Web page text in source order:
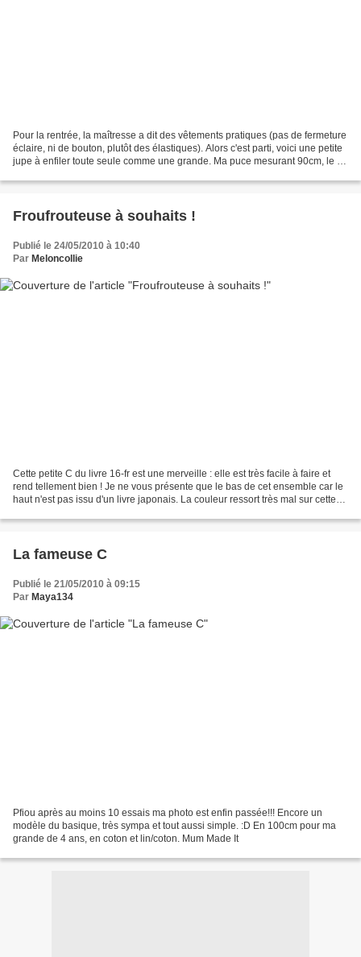
Pour la rentrée, la maîtresse a dit des vêtements pratiques (pas de fermeture
éclaire, ni de bouton, plutôt des élastiques). Alors c'est parti, voici une petite
jupe à enfiler toute seule comme une grande. Ma puce mesurant 90cm, le 90
Froufrouteuse à souhaits !
Publié le 24/05/2010 à 10:40
Par Meloncollie
Cette petite C du livre 16-fr est une merveille : elle est très facile à faire et
rend tellement bien ! Je ne vous présente que le bas de cet ensemble car le
haut n'est pas issu d'un livre japonais. La couleur ressort très mal sur cette
La fameuse C
Publié le 21/05/2010 à 09:15
Par Maya134
Pfiou après au moins 10 essais ma photo est enfin passée!!! Encore un
modèle du basique, très sympa et tout aussi simple. :D En 100cm pour ma
grande de 4 ans, en coton et lin/coton. Mum Made It